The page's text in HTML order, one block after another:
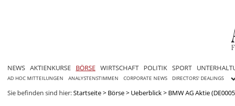
NEWS AKTIENKURSE BÖRSE WIRTSCHAFT POLITIK SPORT
AD HOC MITTEILUNGEN ANALYSTENSTIMMEN CORPORATE NEWS DIRECTORS' DEALINGS
Sie befinden sind hier:Startseite> Börse> Ueberblick> BMW AG Aktie